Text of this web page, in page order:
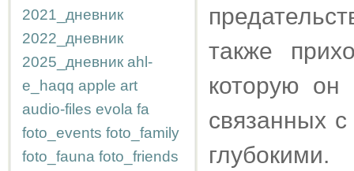
2021_дневник
2022_дневник
2025_дневник ahl-
e_haqq apple art
audio-files evola fa
foto_events foto_family
foto_fauna foto_friends
также
которую он
связанных
глубокими.